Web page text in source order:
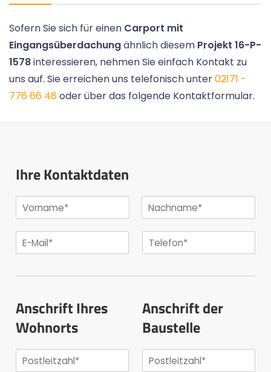
Sofern Sie sich für einen Carport mit
Eingangsüberdachungähnlich diesem Projekt 16-P-
1578interessieren, nehmen Sie einfach Kontakt zu
uns auf. Sie erreichen uns telefonisch unter02171 -
776 66 48oder über das folgende Kontaktformular.
Ihre Kontaktdaten
Anschrift Ihres
Wohnorts
Anschrift der
Baustelle